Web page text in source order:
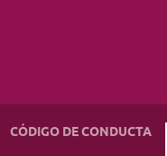
CÓDIGO DE CONDUCTA